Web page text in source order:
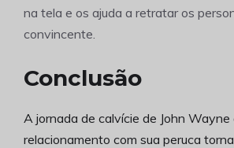
na tela e os ajuda a retratar os
convincente.
Conclusão
A jornada de calvície de John Wayne
relacionamento com sua peruca